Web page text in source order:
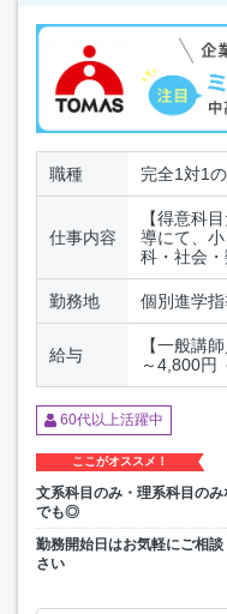
職種 完全1対1
仕事内容
【得意科
導にて、
科・社会・
勤務地 個別進学指
給与
【一般講
～4,800円
60代以上活躍中
ここがオススメ！
文系科目のみ・理系科目のみ
でも◎
勤務開始日はお気軽にご相談
さい